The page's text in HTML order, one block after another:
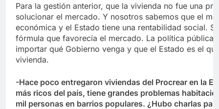
Para la gestión anterior, que la vivienda no fue una
solucionar el mercado. Y nosotros sabemos que el
económica y el Estado tiene una rentabilidad social.
fórmula que favorecía el mercado. La política pública
importar qué Gobierno venga y que el Estado es el
vivienda.
-Hace poco entregaron viviendas del Procrear en la
más ricos del país, tiene grandes problemas
mil personas en barrios populares. ¿Hubo charlas